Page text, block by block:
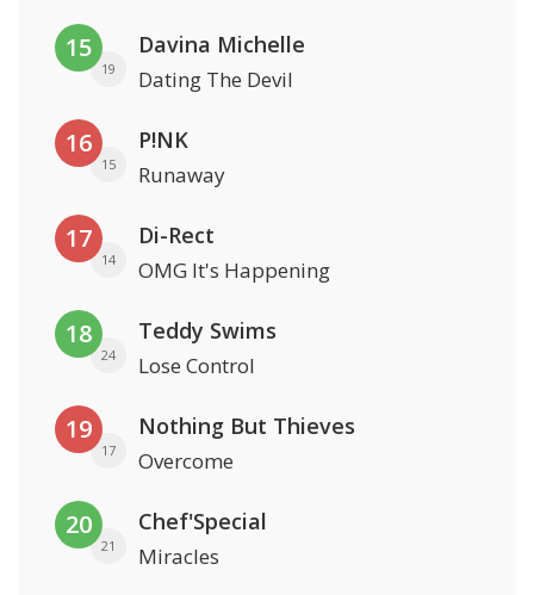
15
19
Davina Michelle
Dating The Devil
16
15
P!NK
Runaway
17
14
Di-Rect
OMG It's Happening
18
24
Teddy Swims
Lose Control
19
17
Nothing But Thieves
Overcome
20
21
Chef'Special
Miracles